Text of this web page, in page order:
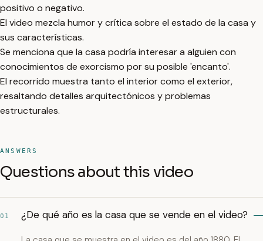
positivo o negativo.
El video mezcla humor y crítica sobre el estado de la casa y
sus características.
Se menciona que la casa podría interesar a alguien con
conocimientos de exorcismo por su posible 'encanto'.
El recorrido muestra tanto el interior como el exterior,
resaltando detalles arquitectónicos y problemas
estructurales.
ANSWERS
Questions about this video
01 ¿De qué año es la casa que se vende en el video?